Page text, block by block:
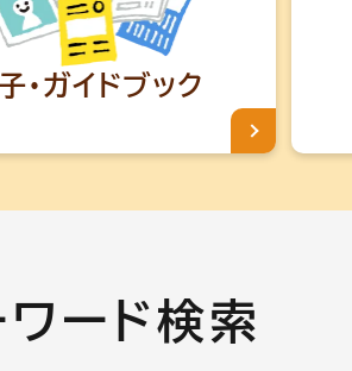
・ ガイドブック
ワード検索